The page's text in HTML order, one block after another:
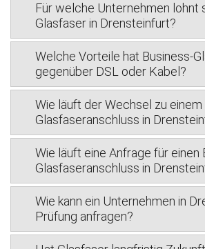
Für welche Unternehmen lohnt
Glasfaser in Drensteinfurt?
Welche Vorteile hat Business-
gegenüber DSL oder Kabel?
Wie läuft der Wechsel zu einem
Glasfaseranschluss in
Wie läuft eine Anfrage für einen
Glasfaseranschluss in
Wie kann ein Unternehmen in
Prüfung anfragen?